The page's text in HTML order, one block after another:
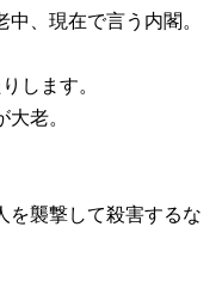
、現在で言う内閣。
します。
老。
を襲撃して殺害するな